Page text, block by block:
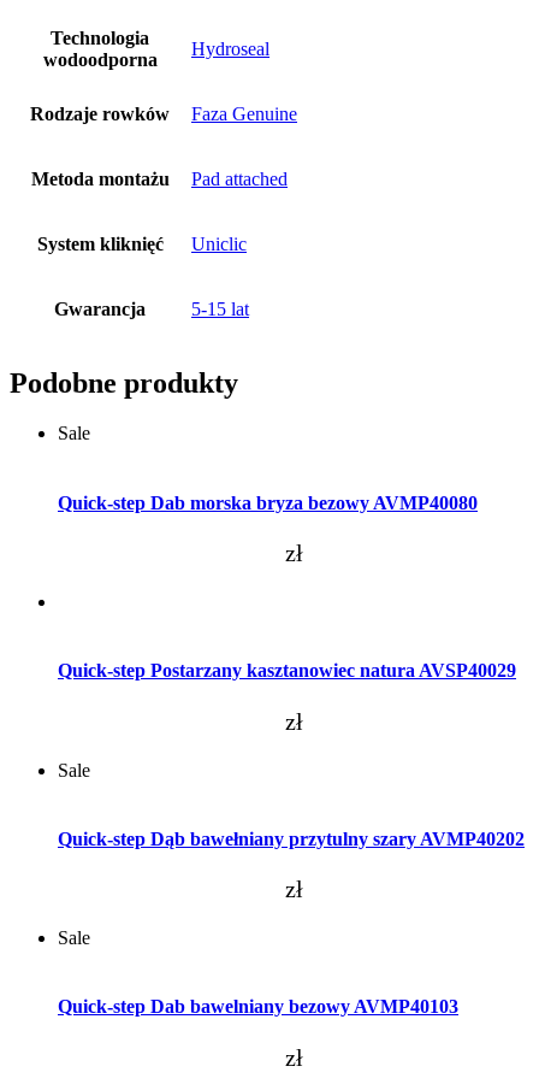
Technologia
wodoodporna
Hydroseal
Rodzaje rowków Faza Genuine
Metoda montażu Pad attached
System kliknięć Uniclic
Gwarancja 5-15 lat
Podobne produkty
Sale
Quick-step Dab morska bryza bezowy AVMP40080
zł
Quick-step Postarzany kasztanowiec natura AVSP40029
zł
Sale
Quick-step Dąb bawełniany przytulny szary AVMP40202
zł
Sale
Quick-step Dab bawelniany bezowy AVMP40103
zł